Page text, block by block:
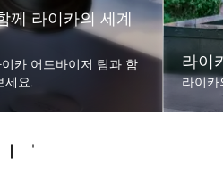
께 라이카의 세계
카 어드바이저 팀과 함
세요.
라이
라이카